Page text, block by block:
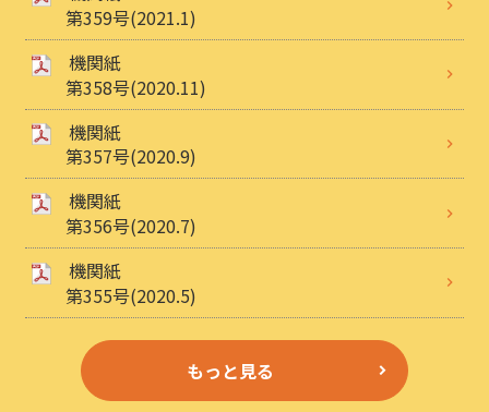
第359号(2021.1)
機関紙
第358号(2020.11)
機関紙
第357号(2020.9)
機関紙
第356号(2020.7)
機関紙
第355号(2020.5)
もっと見る